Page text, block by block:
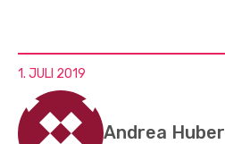
1. JULI 2019
Andrea Huber